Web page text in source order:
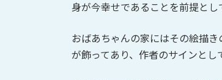
身が今幸せであることを前提とし
おばあちゃんの家にはその絵描
が飾ってあり、作者のサインとし